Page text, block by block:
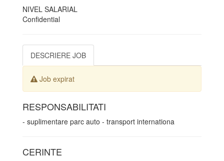
NIVEL SALARIAL
Confidential
DESCRIERE JOB
Job expirat
RESPONSABILITATI
- suplimentare parc auto - transport internationa
CERINTE